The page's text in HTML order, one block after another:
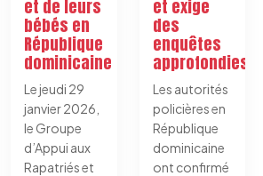
et de leurs
bébés en
République
dominicaine
Le jeudi 29
janvier 2026,
le Groupe
d’Appui aux
Rapatriés et
et exige
des
enquêtes
approfondies
Les autorités
policières en
République
dominicaine
ont confirmé